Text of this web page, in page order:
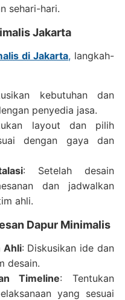
sehari-hari.
Jakarta
di Jakarta, langkah-
kebutuhan dan
penyedia jasa.
layout dan pilih
dengan gaya dan
: Setelah desain
dan jadwalkan
ahli.
Dapur Minimalis
Ahli: Diskusikan ide dan
desain.
Timeline: Tentukan
yang sesuai